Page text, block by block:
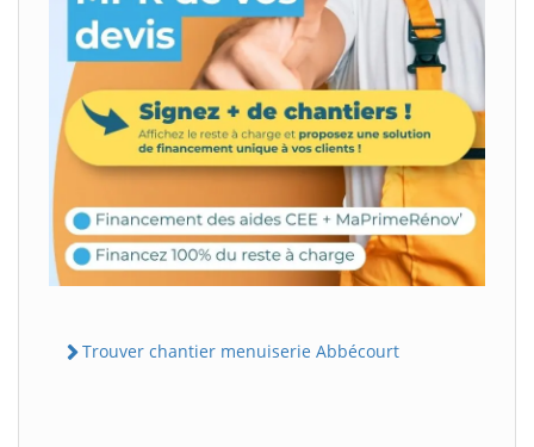
Trouver chantier menuiserie Abbécourt